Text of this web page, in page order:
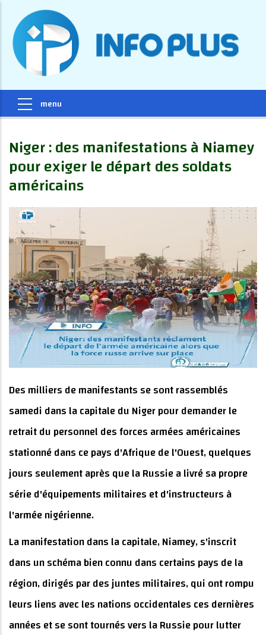
Niger : des manifestations à Niamey
pour exiger le départ des soldats
américains
Des milliers de manifestants se sont rassemblés
samedi dans la capitale du Niger pour demander le
retrait du personnel des forces armées américaines
stationné dans ce pays d'Afrique de l'Ouest, quelques
jours seulement après que la Russie a livré sa propre
série d'équipements militaires et d'instructeurs à
l'armée nigérienne.
La manifestation dans la capitale, Niamey, s'inscrit
dans un schéma bien connu dans certains pays de la
région, dirigés par des juntes militaires, qui ont rompu
leurs liens avec les nations occidentales ces dernières
années et se sont tournés vers la Russie pour lutter